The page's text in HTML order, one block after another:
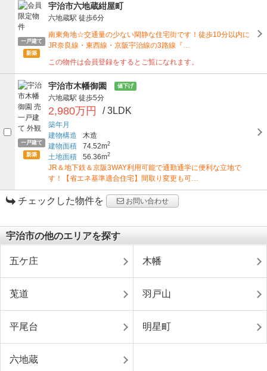
一戸建て
新築
宇治市六地蔵紺屋町
六地蔵駅 徒歩6分
南東角地☆交通量の少ない閑静な住宅街です！徒歩10分以内に
JR奈良線・東西線・京阪宇治線の3路線『…
この物件は会員登録をするとご覧になれます。
一戸建て
新築
宇治市木幡御園 値下げ
六地蔵駅 徒歩5分
2,980万円 / 3LDK
築年月
建物構造
木造
建物面積
74.52m2
土地面積 56.36m2
JR＆地下鉄＆京阪3WAY利用可能で通勤通学に便利な立地で
す！【省エネ基準適合住宅】間取り変更も可…
チェックした物件を お問い合わせ
宇治市の他のエリアを探す
五ケ庄 木幡
莵道 羽戸山
平尾台 明星町
六地蔵